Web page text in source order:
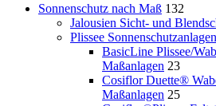
Sonnenschutz nach Maß 132
Jalousien Sicht- und
Plissee Sonnenschutzanlagen
BasicLine Plissee/
Maßanlagen 23
Cosiflor Duette®
Maßanlagen 25